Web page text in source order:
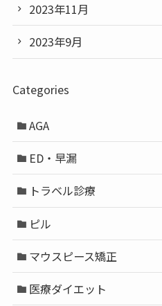
2023年11月
2023年9月
Categories
AGA
ED・早漏
トラベル診療
ピル
マウスピース矯正
医療ダイエット